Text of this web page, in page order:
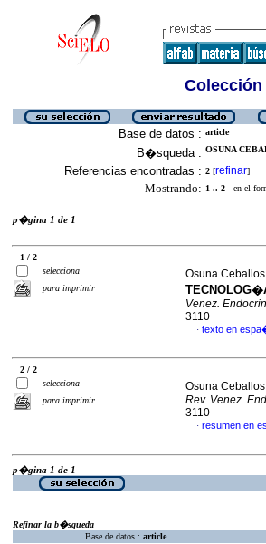
Base de datos : article
B�squeda : OSUNA
Referencias encontradas : 2 [refinar]
Mostrando: 1 .. 2 en el
p�gina 1 de 1
1 / 2
selecciona
para imprimir
Osuna
Venez.
3110
· texto en
2 / 2
selecciona
para imprimir
Osuna
Rev. Venez.
3110
· resumen en
p�gina 1 de 1
Refinar la b�squeda
Base de datos : article